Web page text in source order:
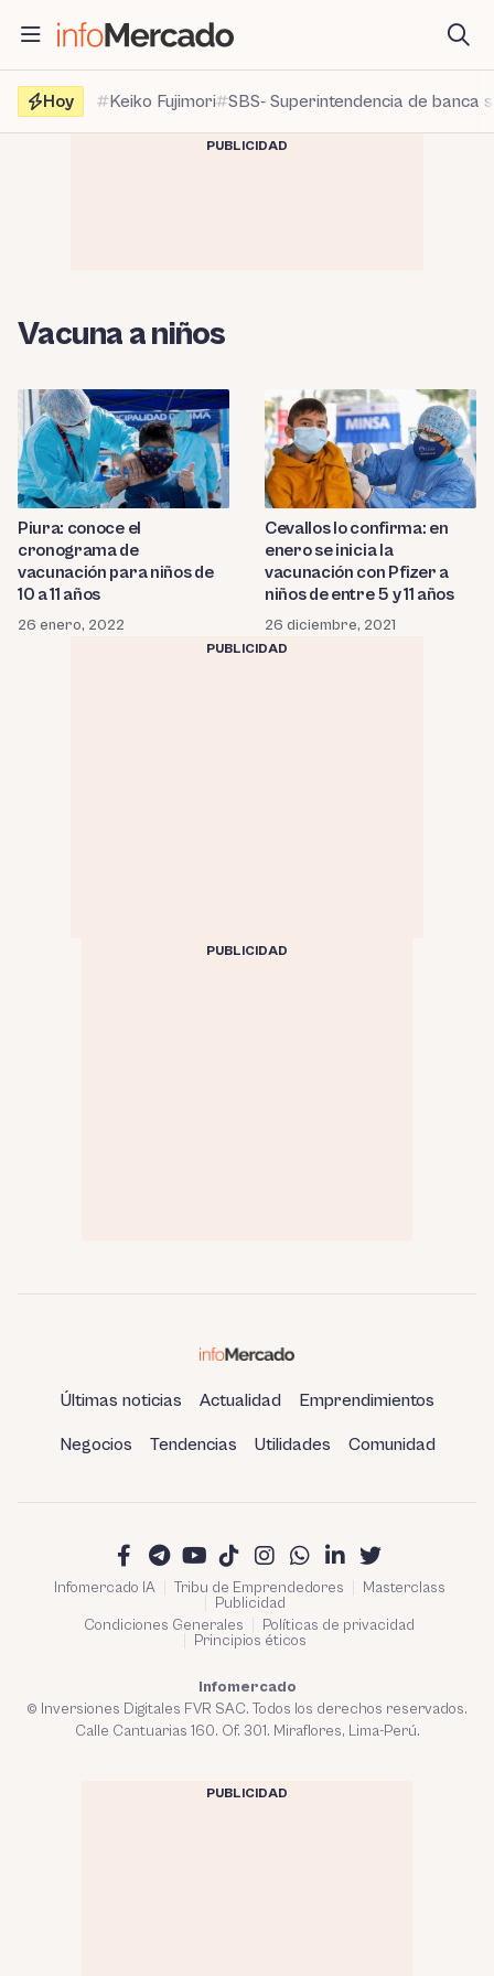
contenido
Hoy
Keiko Fujimori SBS- Superintendencia de banca
PUBLICIDAD
Vacuna a niños
Piura: conoce el
cronograma de
vacunación para niños de
10 a 11 años
26 enero, 2022
Cevallos lo confirma: en
enero se inicia la
vacunación con Pfizer a
niños de entre 5 y 11 años
26 diciembre, 2021
PUBLICIDAD
PUBLICIDAD
Últimas noticias Actualidad Emprendimientos
Negocios Tendencias Utilidades Comunidad
Infomercado IA Tribu de Emprendedores
Masterclass
Publicidad
Condiciones Generales
Políticas de privacidad
Principios éticos
Infomercado
© Inversiones Digitales FVR SAC. Todos los derechos reservados.
Calle Cantuarias 160. Of. 301. Miraflores, Lima-Perú.
PUBLICIDAD